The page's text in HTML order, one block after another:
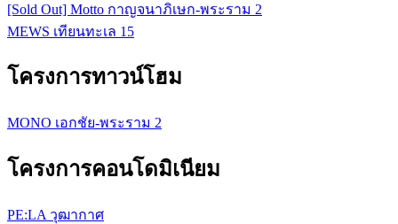
[Sold Out] Motto กาญจนาภิเษก-พระราม 2
MEWS เทียนทะเล 15
โครงการทาวน์โฮม
MONO เอกชัย-พระราม 2
โครงการคอนโดมิเนียม
PE:LA วุฒากาศ